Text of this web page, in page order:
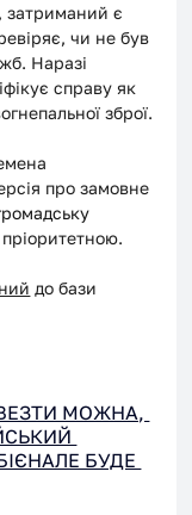
затриманий є
чи не був
Наразі
справу як
зброї.
про замовне
пріоритетною.
до бази
МОЖНА,
БУДЕ